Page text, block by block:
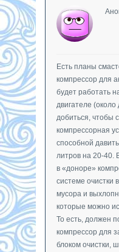
Есть планы
компрессор для
будет работать
двигателе
добиться, чтобы
компрессорная
способной
литров на 20-40.
в «доноре»
системе очистки
мусора и
которые можно
То есть, должен
компрессор для
блоком очистки,